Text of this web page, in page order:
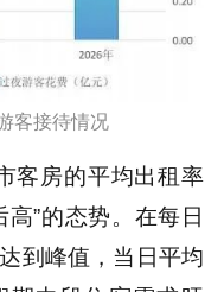
客接待情况
客房的平均出租率
”的态势。在每日
到峰值，当日平均